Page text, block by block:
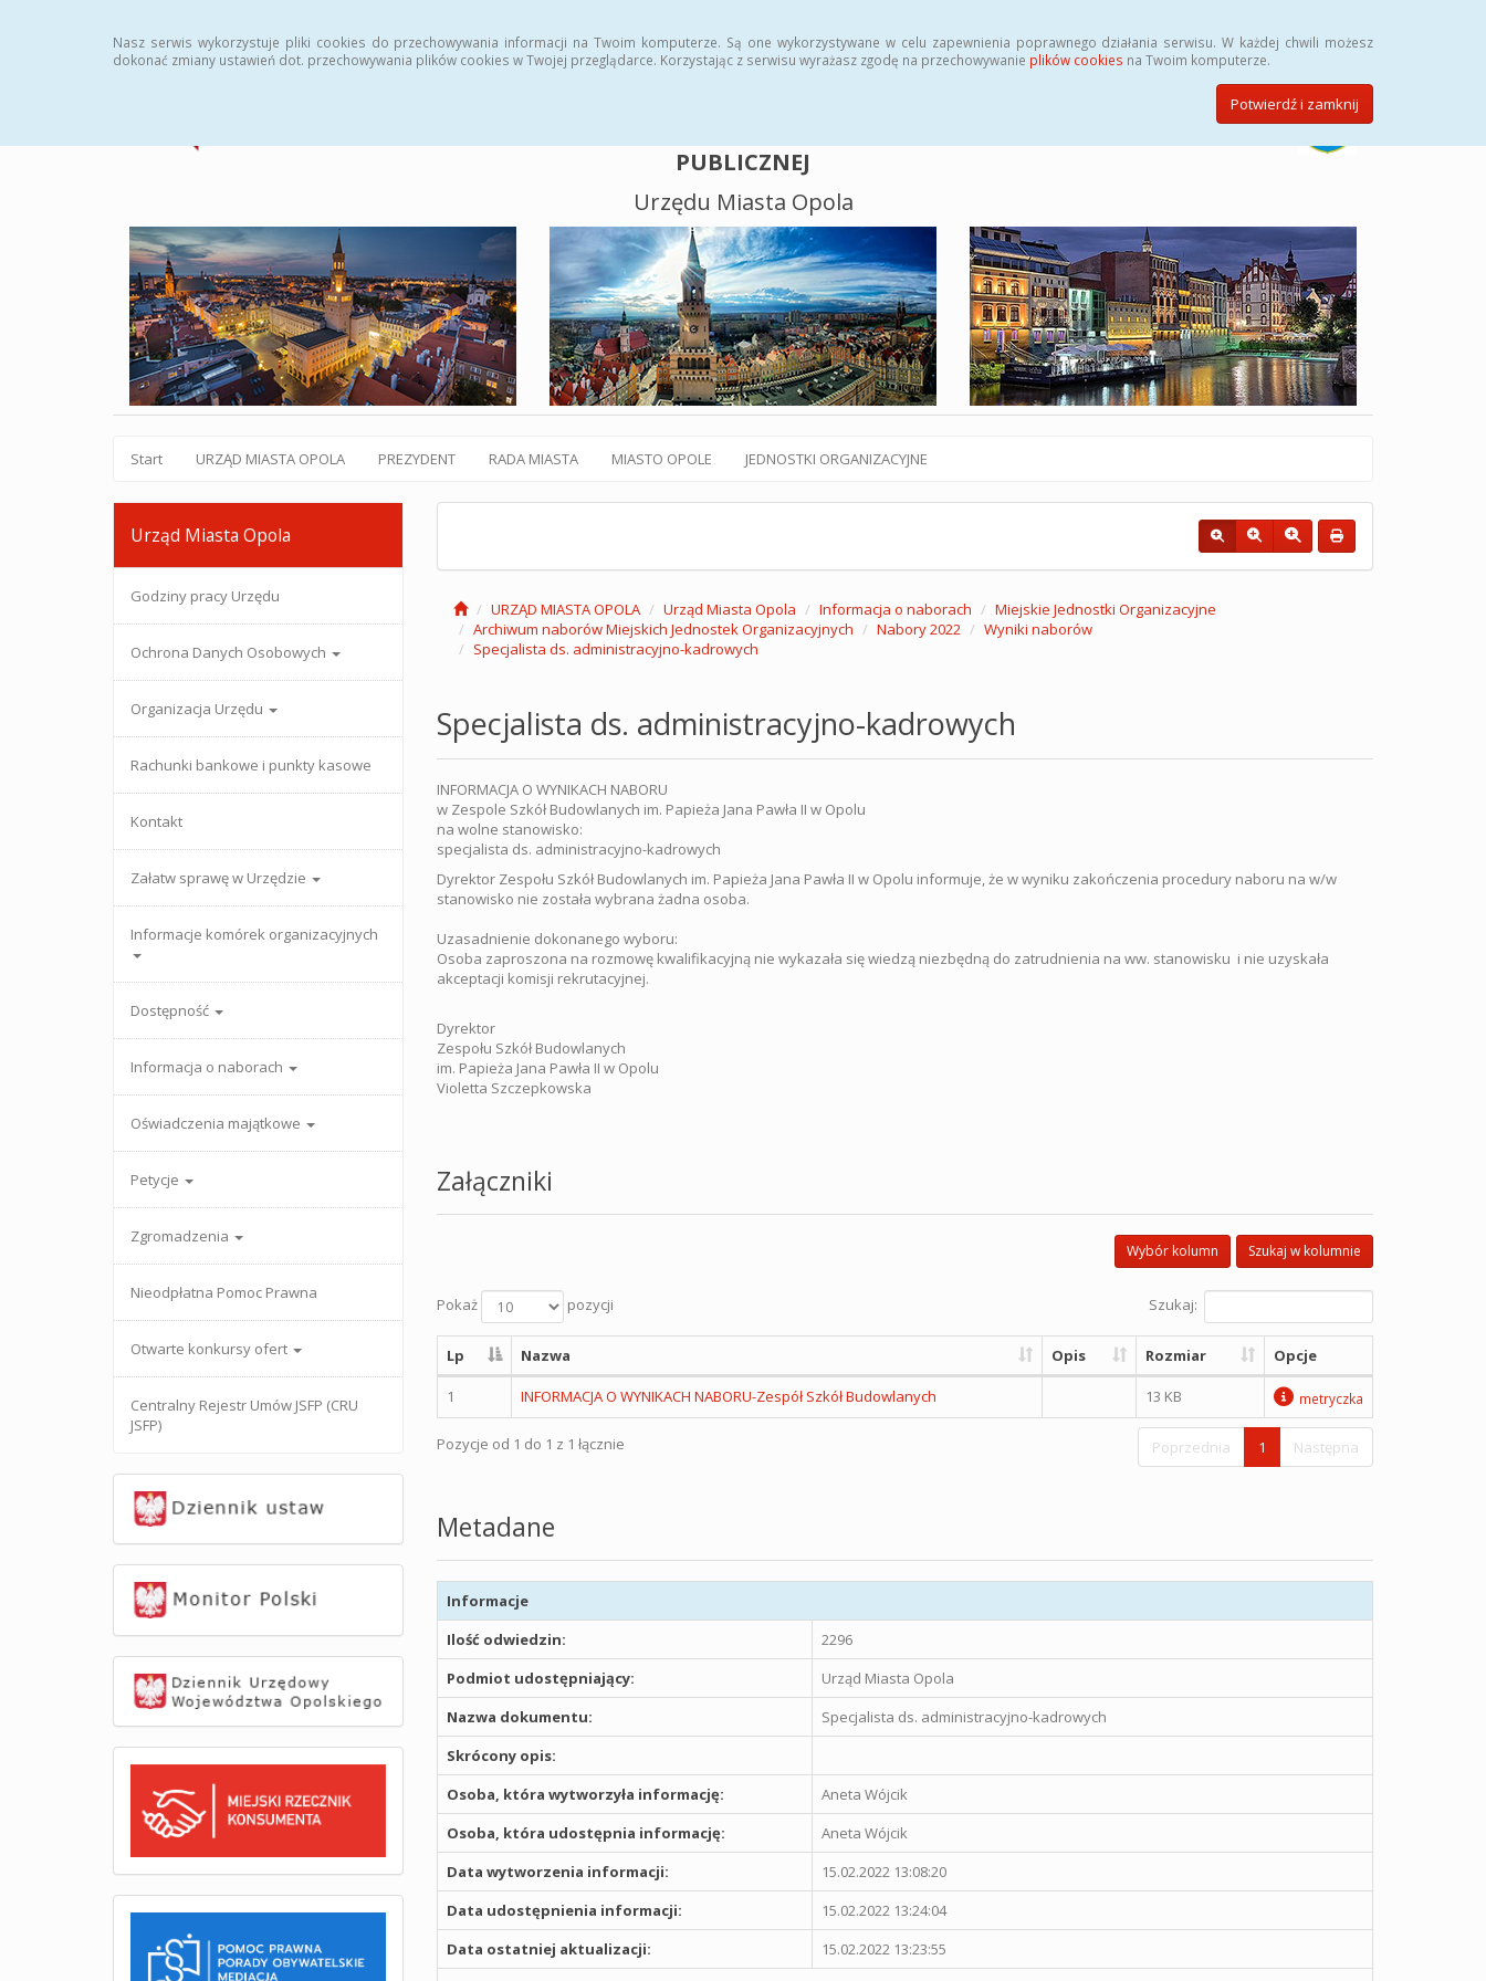
Nasz serwis wykorzystuje pliki cookies do przechowywania informacji na Twoim komputerze. Są one wykorzystywane w celu zapewnienia poprawnego działania serwisu. W każdej chwili możesz
dokonać zmiany ustawień dot. przechowywania plików cookies w Twojej przeglądarce. Korzystając z serwisu wyrażasz zgodę na przechowywanie plików cookies na Twoim komputerze.
Potwierdź i zamknij
PUBLICZNEJ
Urzędu Miasta Opola
Start URZĄD MIASTA OPOLA PREZYDENT RADA MIASTA MIASTO OPOLE JEDNOSTKI ORGANIZACYJNE
Urząd Miasta Opola
Godziny pracy Urzędu
Ochrona Danych Osobowych
Organizacja Urzędu
Rachunki bankowe i punkty kasowe
Kontakt
Załatw sprawę w Urzędzie
Informacje komórek organizacyjnych
Dostępność
Informacja o naborach
Oświadczenia majątkowe
Petycje
Zgromadzenia
Nieodpłatna Pomoc Prawna
Otwarte konkursy ofert
Centralny Rejestr Umów JSFP (CRU
JSFP)
URZĄD MIASTA OPOLA Urząd Miasta Opola Informacja o naborach
Miejskie Jednostki Organizacyjne
Archiwum naborów Miejskich Jednostek Organizacyjnych
Nabory 2022
Wyniki naborów
Specjalista ds. administracyjno-kadrowych
Specjalista ds. administracyjno-kadrowych
INFORMACJA O WYNIKACH NABORU
w Zespole Szkół Budowlanych im. Papieża Jana Pawła II w Opolu
na wolne stanowisko:
specjalista ds. administracyjno-kadrowych
Dyrektor Zespołu Szkół Budowlanych im. Papieża Jana Pawła II w Opolu informuje, że w wyniku zakończenia procedury naboru na w/w
stanowisko nie została wybrana żadna osoba.
Uzasadnienie dokonanego wyboru:
Osoba zaproszona na rozmowę kwalifikacyjną nie wykazała się wiedzą niezbędną do zatrudnienia na ww. stanowisku i nie uzyskała
akceptacji komisji rekrutacyjnej.
Dyrektor
Zespołu Szkół Budowlanych
im. Papieża Jana Pawła II w Opolu
Violetta Szczepkowska
Załączniki
Szukaj w kolumnie
Wybór kolumn
Pokaż pozycji Szukaj:
Lp Nazwa Opis Rozmiar Opcje
1 INFORMACJA O WYNIKACH NABORU-Zespół Szkół Budowlanych 13 KB metryczka
Pozycje od 1 do 1 z 1 łącznie Poprzednia 1 Następna
Metadane
Informacje
Ilość odwiedzin:
2296
Podmiot udostępniający:
Urząd Miasta Opola
Nazwa dokumentu:
Specjalista ds. administracyjno-kadrowych
Skrócony opis:
Osoba, która wytworzyła informację:
Aneta Wójcik
Osoba, która udostępnia informację:
Aneta Wójcik
Data wytworzenia informacji:
15.02.2022 13:08:20
Data udostępnienia informacji:
15.02.2022 13:24:04
Data ostatniej aktualizacji:
15.02.2022 13:23:55